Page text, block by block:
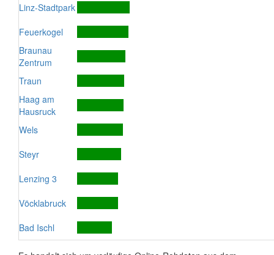
Linz-Stadtpark
Feuerkogel
Braunau
Zentrum
Traun
Haag am
Hausruck
Wels
Steyr
Lenzing 3
Vöcklabruck
Bad Ischl